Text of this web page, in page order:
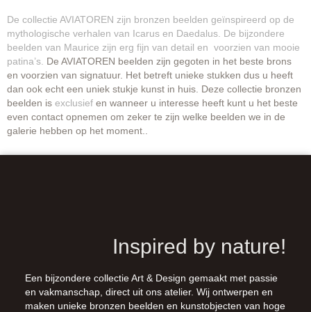
De collectie AVIATOREN zijn bronzen beelden geïnspireerd op de
mythologische verhalen van Icarus en Daedalus. De bijzondere
beelden van Maurice zijn erg fijn van detail en voorzien van mooie
patina’s. De AVIATOREN beelden zijn gegoten in het beste brons
en voorzien van signatuur. Het betreft unieke stukken dus u heeft
dan ook echt een uniek stukje kunst in huis. Deze collectie bronzen
beelden is exclusief en wanneer u interesse heeft kunt u het beste
even contact opnemen om zeker te zijn welke beelden we in de
galerie hebben op het moment..
Inspired by nature!
Een bijzondere collectie Art & Design gemaakt met passie
en vakmanschap, direct uit ons atelier. Wij ontwerpen en
maken unieke bronzen beelden en kunstobjecten van hoge